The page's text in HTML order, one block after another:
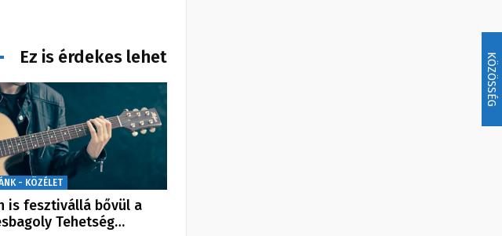
KÖZÖSSÉG
Ez is érdekes lehet
- KÖZÉLET
is fesztivállá bővül a
Tehetség…